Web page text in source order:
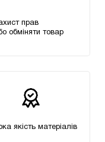
прав
обміняти товар
якість матеріалів